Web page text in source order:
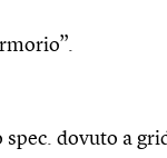
spec. dovuto a